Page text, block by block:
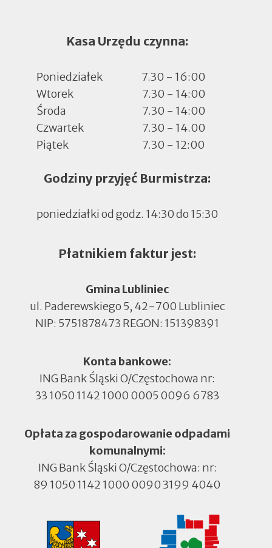
Kasa Urzędu czynna:
Poniedziałek
7.30 - 16:00
Wtorek
7.30 - 14:00
Środa
7.30 - 14:00
Czwartek
7.30 - 14.00
Piątek
7.30 - 12:00
Godziny przyjęć Burmistrza:
poniedziałki od godz. 14:30 do 15:30
Płatnikiem faktur jest:
Gmina Lubliniec
ul. Paderewskiego 5, 42-700 Lubliniec
NIP: 5751878473 REGON: 151398391
Konta bankowe:
ING Bank Śląski O/Częstochowa nr:
33 1050 1142 1000 0005 0096 6783
Opłata za gospodarowanie odpadami
komunalnymi:
ING Bank Śląski O/Częstochowa: nr:
89 1050 1142 1000 0090 3199 4040